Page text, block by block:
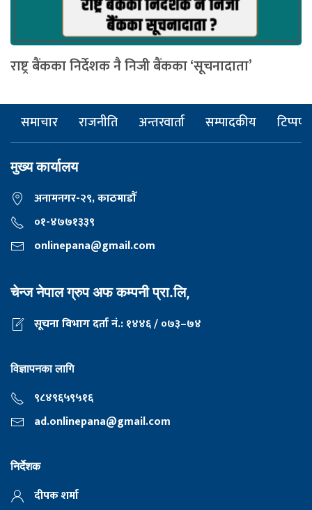
राष्ट्र बैंकका निर्देशक नै निजी बैंकका ‘सूचनादाता’
समाचार राजनीति अन्तरवार्ता सम्पादकीय टिप्पणी
मुख्य कार्यालय
अनामनगर-२९, काठमाडाैँ
०१-४७७१३३९
onlinepana@gmail.com
चेन्ज नेपाल ग्रुप अफ कम्पनी प्रा.लि,
सूचना विभाग दर्ता नं.: १४४६ / ०७३–७४
विज्ञापनका लागि
९८४९६५९५१६
ad.onlinepana@gmail.com
निर्देशक
दीपक शर्मा